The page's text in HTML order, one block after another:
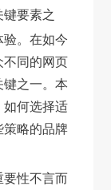
要素之
。在如今
同的网页
之一。本
何选择适
略的品牌
性不言而